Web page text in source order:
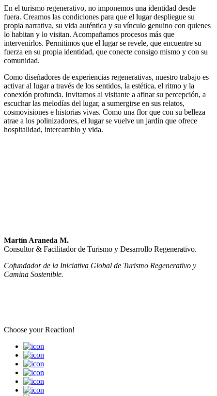
En el turismo regenerativo, no imponemos una identidad desde
fuera. Creamos las condiciones para que el lugar despliegue su
propia narrativa, su vida auténtica y su vínculo genuino con quienes
lo habitan y lo visitan. Acompañamos procesos más que
intervenirlos. Permitimos que el lugar se revele, que encuentre su
fuerza en su propia identidad, que conecte consigo mismo y con su
comunidad.
Como diseñadores de experiencias regenerativas, nuestro trabajo es
activar al lugar a través de los sentidos, la estética, el ritmo y la
conexión profunda. Invitamos al visitante a afinar su percepción, a
escuchar las melodías del lugar, a sumergirse en sus relatos,
cosmovisiones e historias vivas. Como una flor que con su belleza
atrae a los polinizadores, el lugar se vuelve un jardín que ofrece
hospitalidad, intercambio y vida.
Martín Araneda M.
Consultor & Facilitador de Turismo y Desarrollo Regenerativo.
Cofundador de la Iniciativa Global de Turismo Regenerativo y
Camina Sostenible.
Choose yourReaction!